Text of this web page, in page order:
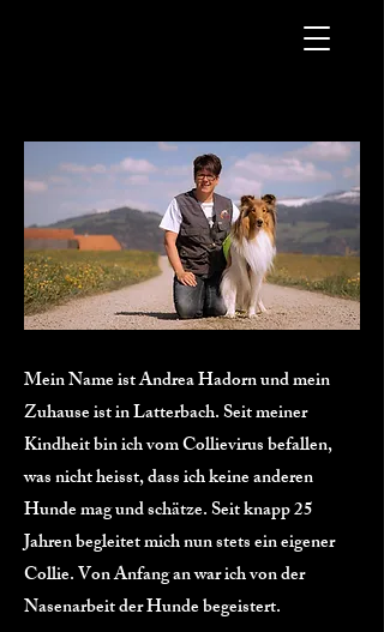
NICEand easy vom Haus Vogelsang. Wir
freuen uns riesig ein so engagiertes und tolles
Team im Boot zu haben. Vielen Dank, dass
wir uns gemeinsam auf die Suche nach
vermissten Tieren machen können.
Mein Name ist Andrea Hadorn und mein
Zuhause ist in Latterbach. Seit meiner
Kindheit bin ich vom Collievirus befallen,
was nicht heisst, dass ich keine anderen
Hunde mag und schätze. Seit knapp 25
Jahren begleitet mich nun stets ein eigener
Collie. Von Anfang an war ich von der
Nasenarbeit der Hunde begeistert.